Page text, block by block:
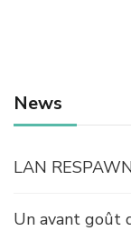
News
LAN
Un avant goût